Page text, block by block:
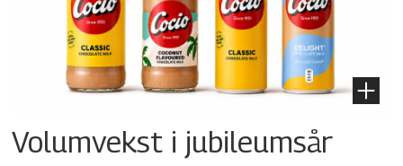
Volumvekst i jubileumsår